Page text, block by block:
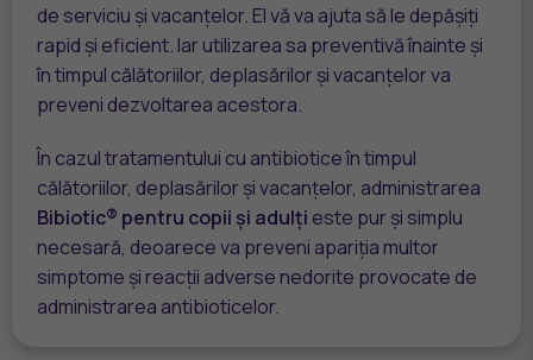
de serviciu și vacanțelor. El vă va ajuta să le depășiți
rapid și eficient. Iar utilizarea sa preventivă înainte și
în timpul călătoriilor, deplasărilor și vacanțelor va
preveni dezvoltarea acestora.
În cazul tratamentului cu antibiotice în timpul
călătoriilor, deplasărilor și vacanțelor, administrarea
Bibiotic® pentru copii și adulți este pur și simplu
necesară, deoarece va preveni apariția multor
simptome și reacții adverse nedorite provocate de
administrarea antibioticelor.